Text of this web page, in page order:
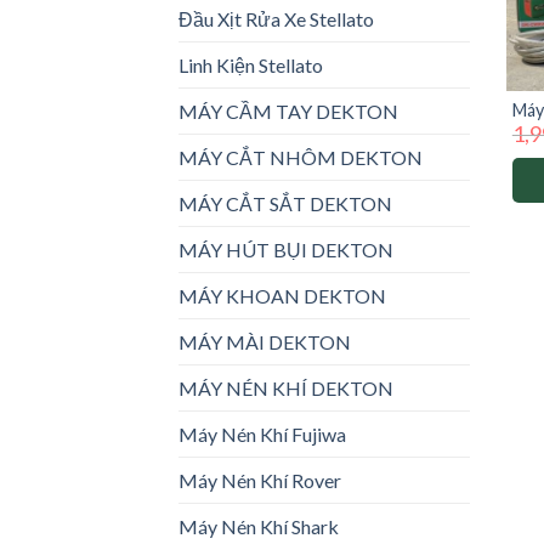
Đầu Xịt Rửa Xe Stellato
Linh Kiện Stellato
MÁY CẦM TAY DEKTON
MÁY CẮT NHÔM DEKTON
MÁY CẮT SẮT DEKTON
MÁY HÚT BỤI DEKTON
MÁY KHOAN DEKTON
MÁY MÀI DEKTON
MÁY NÉN KHÍ DEKTON
Máy Nén Khí Fujiwa
Máy Nén Khí Rover
Máy Nén Khí Shark
có